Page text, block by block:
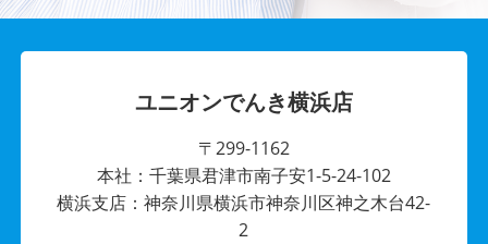
ユニオンでんき横浜店
〒299-1162
本社：千葉県君津市南子安1-5-24-102
横浜支店：神奈川県横浜市神奈川区神之木台42-
2